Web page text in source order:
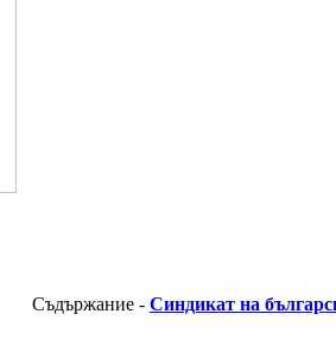
Съдържание - Синдикат на